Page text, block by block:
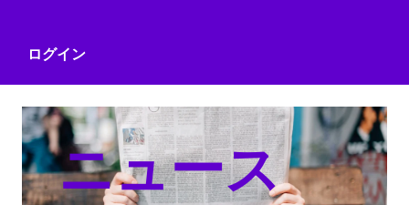
ログイン
ニュース